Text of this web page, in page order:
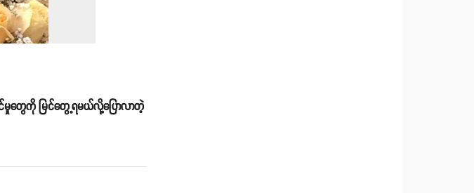
င်မှုတွေကို မြင်တွေ့ရမယ်လို့ပြောလာတဲ့